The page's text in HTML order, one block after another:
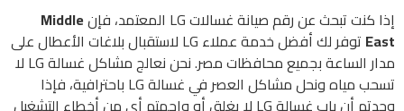
إذا كنت تبحث عن رقم صيانة غسالات LG المعتمد، فإن
Middle
East
توفر لك أفضل خدمة عملاء LG لاستقبال بلاغات الأعطال على
مدار الساعة بجميع محافظات مصر. نحن نعالج مشاكل غسالة LG لا
تسحب مياه ونحل مشاكل العصر في غسالة LG باحترافية، فإذا
وجدتم أن باب غسالة LG لا يغلق أو واجهتم أي من أخطاء التشغيل